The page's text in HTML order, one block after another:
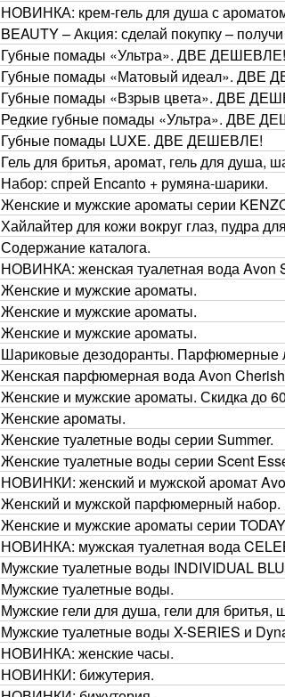
НОВИНКА: крем-гель для душа с
BEAUTY – Акция: сделай покупку –
Губные помады «Ультра». ДВЕ ДЕШЕВЛЕ!
Губные помады «Матовый идеал». ДВЕ
Губные помады «Взрыв цвета». ДВЕ
Редкие губные помады «Ультра». ДВЕ
Губные помады LUXE. ДВЕ ДЕШЕВЛЕ!
Гель для бритья, аромат, гель для душа,
Набор: спрей Encanto + румяна-шарики.
Женские и мужские ароматы серии
Хайлайтер для кожи вокруг глаз, пудра
Содержание каталога.
НОВИНКА: женская туалетная вода Avon
Женские и мужские ароматы.
Женские и мужские ароматы.
Женские и мужские ароматы.
Шариковые дезодоранты.
Женская парфюмерная вода Avon
Женские и мужские ароматы. Скидка до
Женские ароматы.
Женские туалетные воды серии Summer.
Женские туалетные воды серии Scent
НОВИНКИ: женский и мужской аромат
Женский и мужской парфюмерный набор.
Женские и мужские ароматы серии
НОВИНКА: мужская туалетная вода
Мужские туалетные воды INDIVIDUAL
Мужские туалетные воды.
Мужские гели для душа, гели для бритья,
Мужские туалетные воды X-SERIES и
НОВИНКА: женские часы.
НОВИНКИ: бижутерия.